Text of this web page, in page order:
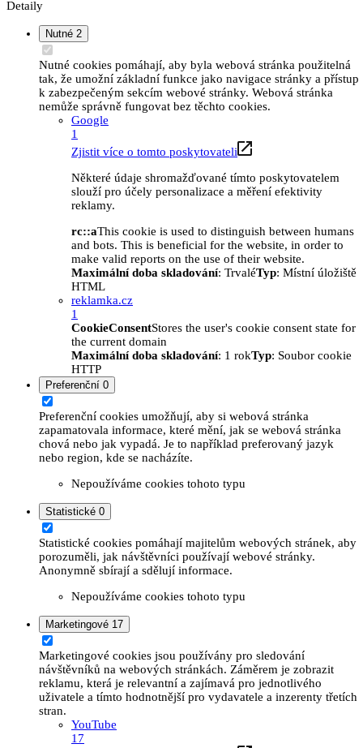
Detaily
Nutné 2
Nutné cookies pomáhají, aby byla webová stránka použitelná
tak, že umožní základní funkce jako navigace stránky a přístup
k zabezpečeným sekcím webové stránky. Webová stránka
nemůže správně fungovat bez těchto cookies.
Google
1
Zjistit více o tomto poskytovateli
Některé údaje shromažďované tímto poskytovatelem
slouží pro účely personalizace a měření efektivity
reklamy.
rc::aThis cookie is used to distinguish between humans
and bots. This is beneficial for the website, in order to
make valid reports on the use of their website.
Maximální doba skladování: TrvaléTyp: Místní úložiště
HTML
reklamka.cz
1
CookieConsentStores the user's cookie consent state for
the current domain
Maximální doba skladování: 1 rokTyp: Soubor cookie
HTTP
Preferenční 0
Preferenční cookies umožňují, aby si webová stránka
zapamatovala informace, které mění, jak se webová stránka
chová nebo jak vypadá. Je to například preferovaný jazyk
nebo region, kde se nacházíte.
Nepoužíváme cookies tohoto typu
Statistické 0
Statistické cookies pomáhají majitelům webových stránek, aby
porozuměli, jak návštěvníci používají webové stránky.
Anonymně sbírají a sdělují informace.
Nepoužíváme cookies tohoto typu
Marketingové 17
Marketingové cookies jsou používány pro sledování
návštěvníků na webových stránkách. Záměrem je zobrazit
reklamu, která je relevantní a zajímavá pro jednotlivého
uživatele a tímto hodnotnější pro vydavatele a inzerenty třetích
stran.
YouTube
17